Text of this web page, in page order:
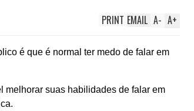
A+
A-
EMAIL
PRINT
é que é normal ter medo de falar em
melhorar suas habilidades de falar em